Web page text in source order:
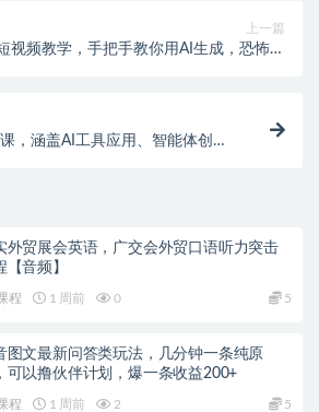
上一篇
视频教学，手把手教你用AI生成，恐怖氛
，涵盖AI工具应用、智能体创
外贸展会英语，广交会外贸口语听力突击
【音频】
程 1 周前 0 5
图文最新问答类玩法，几分钟一条纯原
可以撸伙伴计划，爆一条收益200+
程 1 周前 2 5